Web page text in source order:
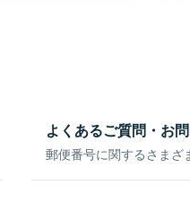
よくあるご質問・お
郵便番号に関するさまざ